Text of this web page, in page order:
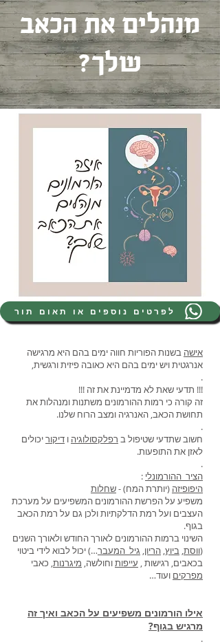
מנהלים את הכאב
שלך?
לפרטים נוספים או תאום תור
אישה בשנות הפוריות חווה ימים בהם היא מרגישה
אנרגטית ויש ימים בהם היא כאובה פיזית ורגשית,
.
!!! תדעי שאת לא מדמיינת את זה !!!
זה קורה כי רמות ההורמונים משתנות ומנהלות את
תחושת הכאב, האנרגיה ומצב הרוח שלנו.
.
חשוב שתדעי שטיפול ב רפלקסולוגיה ו דיקוריכולים
לאזן את התופעות.
.
הציר_ההורמונלי :
היפופיזה (יותרת המח) -שחלות
משפיע על הפרשת ההורמונים המשפיעים על מערכת
העצבים ועל רמת הדלקתיות ולכן גם על רמת הכאב
בגוף.
השינוי ברמות ההורמונים לאורך החודש ולאורך השנים
(ווסת, ביוץ, הריון, גיל_המעבר…) יכול לבוא לידי ביטוי
בכאבים, רגישות , עייפותוחולשה, מיגרנות, כאבי
מפרקים ועוד…
אילו הורמונים משפיעים על הכאב ואיך זה
מרגיש בגוף?
.